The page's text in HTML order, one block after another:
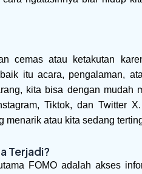
cemas atau ketakutan
itu acara, pengalaman,
kita bisa dengan
Tiktok, dan Twitter
menarik atau kita sedang
Terjadi?
FOMO adalah akses